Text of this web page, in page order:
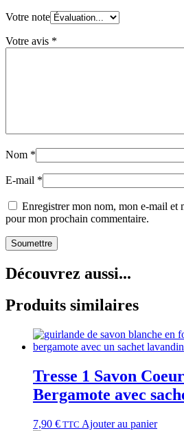
Votre note
Votre avis *
Nom *
E-mail *
Enregistrer mon nom, mon e-mail et
pour mon prochain commentaire.
Découvrez aussi...
Produits similaires
Tresse 1 Savon
Bergamote avec
7,90 € TTC Ajouter au panier